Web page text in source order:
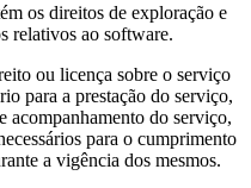
os direitos de exploração e
relativos ao software.
ou licença sobre o serviço
para a prestação do serviço,
acompanhamento do serviço,
para o cumprimento
a vigência dos mesmos.